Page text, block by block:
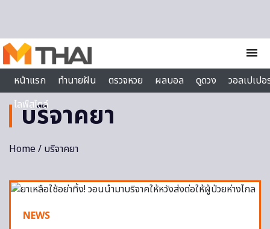
menu
หน้าแรก
ทำนายฝัน ตรวจหวย ผลบอล ดูดวง
วอลเปเป
ไลฟ์สไตล์
บริจาคยา
Home/ บริจาคยา
NEWS